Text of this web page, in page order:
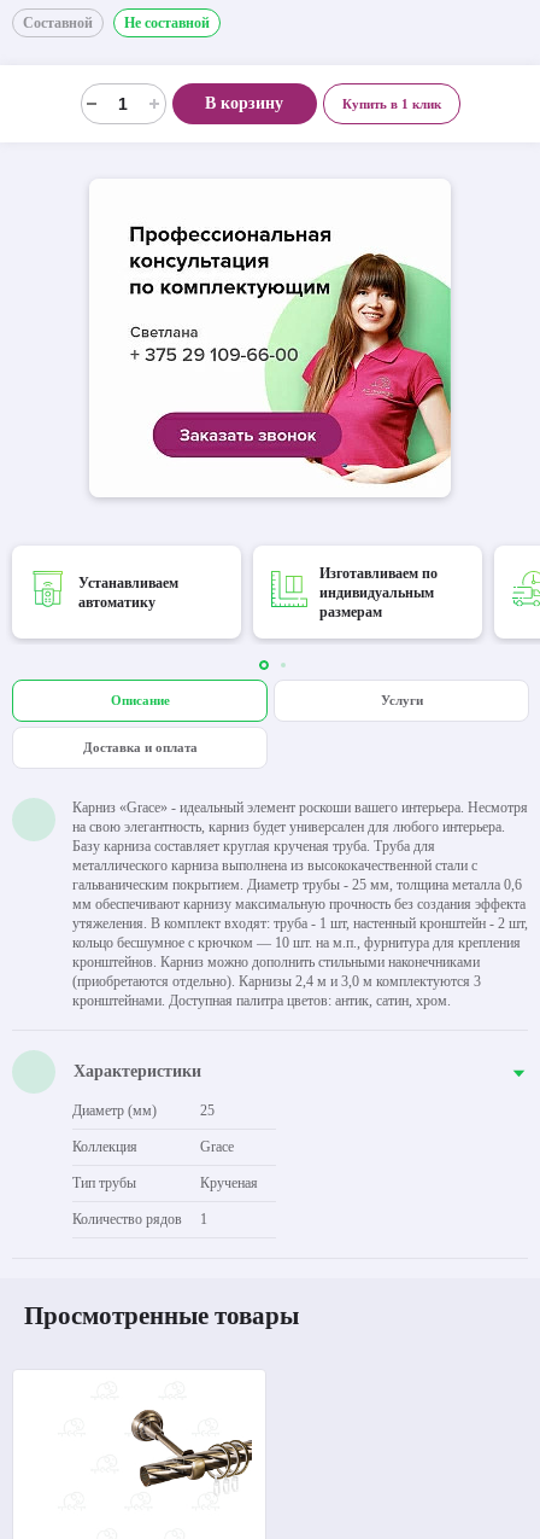
Составной Не составной
В корзину Купить в 1 клик
Устанавливаем
автоматику
Изготавливаем по
индивидуальным
размерам
Описание Услуги
Доставка и оплата
Карниз «Grace» - идеальный элемент роскоши вашего интерьера. Несмотря
на свою элегантность, карниз будет универсален для любого интерьера.
Базу карниза составляет круглая крученая труба. Труба для
металлического карниза выполнена из высококачественной стали с
гальваническим покрытием. Диаметр трубы - 25 мм, толщина металла 0,6
мм обеспечивают карнизу максимальную прочность без создания эффекта
утяжеления. В комплект входят: труба - 1 шт, настенный кронштейн - 2 шт,
кольцо бесшумное с крючком — 10 шт. на м.п., фурнитура для крепления
кронштейнов. Карниз можно дополнить стильными наконечниками
(приобретаются отдельно). Карнизы 2,4 м и 3,0 м комплектуются 3
кронштейнами. Доступная палитра цветов: антик, сатин, хром.
Характеристики
Диаметр (мм) 25
Коллекция Grace
Тип трубы Крученая
Количество рядов 1
Просмотренные товары